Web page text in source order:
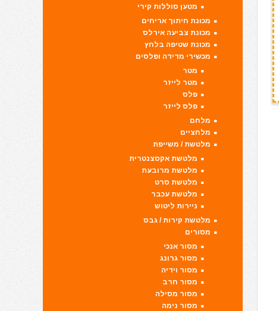
מטען סוללות קירי
מכונת חיתוך אריחים
מכונת צביעה אירלס
מכונת שטיפה בלחץ
מכשירי מדידה ופלסים
מטר
מטר לייזר
פלס
פלס לייזר
מלחם
מלחציים
מלטשת / משייפת
מלטשת אקסצנטרית
מלטשת מרובעת
מלטשת סרט
מלטשת עכבר
ניירות ליטוש
מלטשת קירות / גבס
מסורים
מסור אנכי
מסור גרונג
מסור וידיה
מסור חרב
מסור מסילה
מסור נימה